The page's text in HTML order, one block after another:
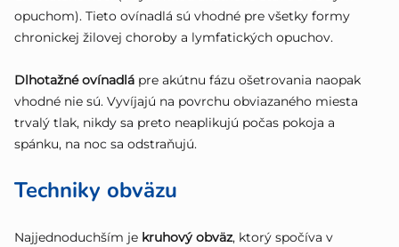
opuchom). Tieto ovínadlá sú vhodné pre všetky formy
chronickej žilovej choroby a lymfatických opuchov.
Dlhotažné ovínadlá pre akútnu fázu ošetrovania naopak
vhodné nie sú. Vyvíjajú na povrchu obviazaného miesta
trvalý tlak, nikdy sa preto neaplikujú počas pokoja a
spánku, na noc sa odstraňujú.
Techniky obväzu
Najjednoduchším je kruhový obväz, ktorý spočíva v